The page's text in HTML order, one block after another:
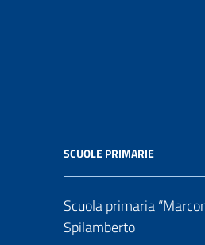
SCUOLE PRIMARIE
Scuola primaria
Spilamberto